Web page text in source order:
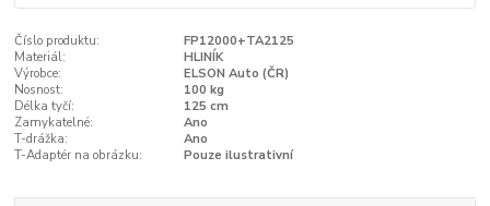
Číslo produktu:
FP12000+TA2125
Materiál:
HLINÍK
Výrobce:
ELSON Auto (ČR)
Nosnost:
100 kg
Délka tyčí:
125 cm
Zamykatelné:
Ano
T-drážka:
Ano
T-Adaptér na obrázku:
Pouze ilustrativní